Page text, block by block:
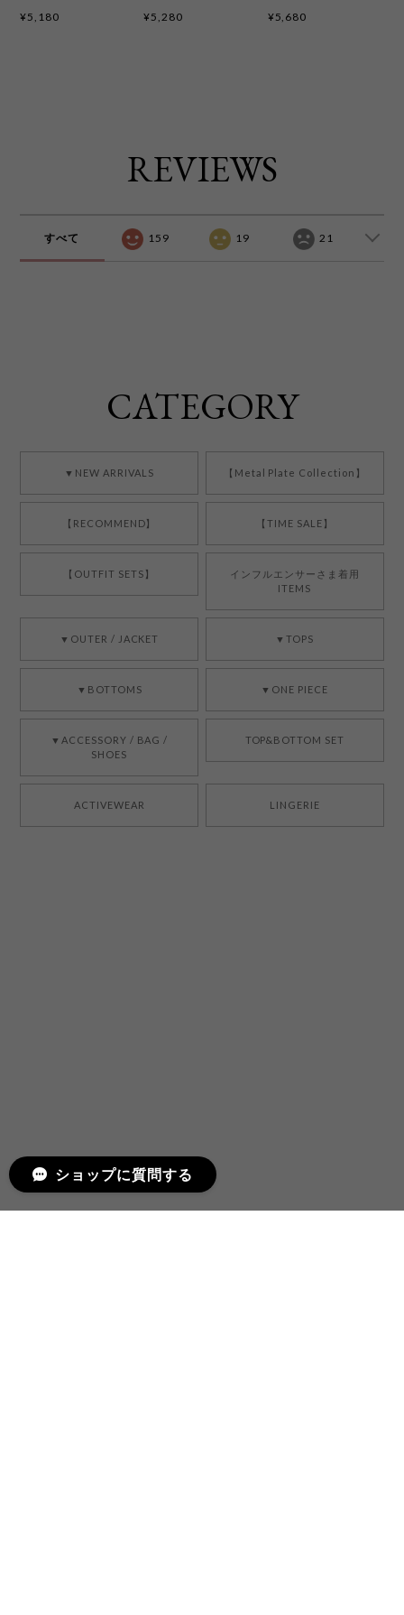
¥5,180
¥5,280
¥5,680
REVIEWS
すべて 159 19 21
CATEGORY
▼NEW ARRIVALS 【Metal Plate Collection】
【RECOMMEND】 【TIME SALE】
【OUTFIT SETS】
インフルエンサーさま着用
ITEMS
▼OUTER / JACKET ▼TOPS
▼BOTTOMS ▼ONE PIECE
▼ACCESSORY / BAG /
SHOES
TOP&BOTTOM SET
ACTIVEWEAR LINGERIE
ショップに質問する